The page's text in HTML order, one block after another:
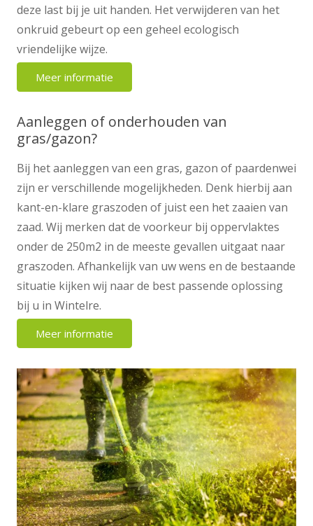
deze last bij je uit handen. Het verwijderen van het
onkruid gebeurt op een geheel ecologisch
vriendelijke wijze.
Meer informatie
Aanleggen of onderhouden van
gras/gazon?
Bij het aanleggen van een gras, gazon of paardenwei
zijn er verschillende mogelijkheden. Denk hierbij aan
kant-en-klare graszoden of juist een het zaaien van
zaad. Wij merken dat de voorkeur bij oppervlaktes
onder de 250m2 in de meeste gevallen uitgaat naar
graszoden. Afhankelijk van uw wens en de bestaande
situatie kijken wij naar de best passende oplossing
bij u in Wintelre.
Meer informatie